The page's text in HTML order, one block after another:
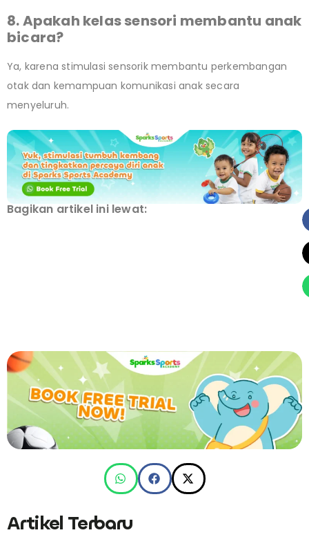
8. Apakah kelas sensori membantu anak
bicara?
Ya, karena stimulasi sensorik membantu perkembangan
otak dan kemampuan komunikasi anak secara
menyeluruh.
Bagikan artikel ini lewat:
Artikel Terbaru